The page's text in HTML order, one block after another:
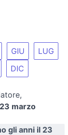
GIU
LUG
DIC
23 marzo
gli anni il 23